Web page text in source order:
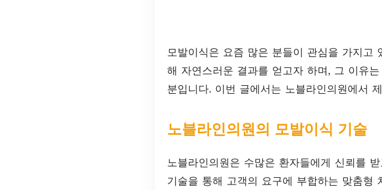
모발이식은 요즘 많은 분들이 관심을 가지고
해 자연스러운 결과를 얻고자 하며, 그 이유
분입니다. 이번 글에서는 노블라인의원에서
노블라인의원의 모발이식 기술
노블라인의원은 수많은 환자들에게 신뢰를
기술을 통해 고객의 요구에 부합하는 맞춤형